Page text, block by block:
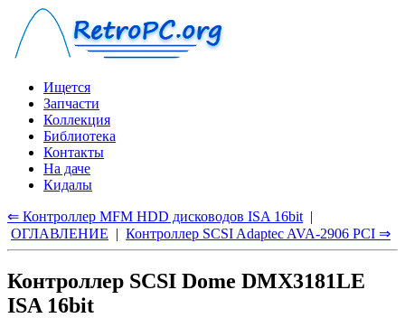
Ищется
Запчасти
Коллекция
Библиотека
Контакты
На даче
Кидалы
⇐ Контроллер MFM HDD дисководов ISA 16bit |
ОГЛАВЛЕНИЕ | Контроллер SCSI Adaptec AVA-2906 PCI ⇒
Контроллер SCSI Dome DMX3181LE
ISA 16bit